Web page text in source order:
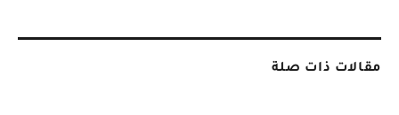
مقالات ذات صلة